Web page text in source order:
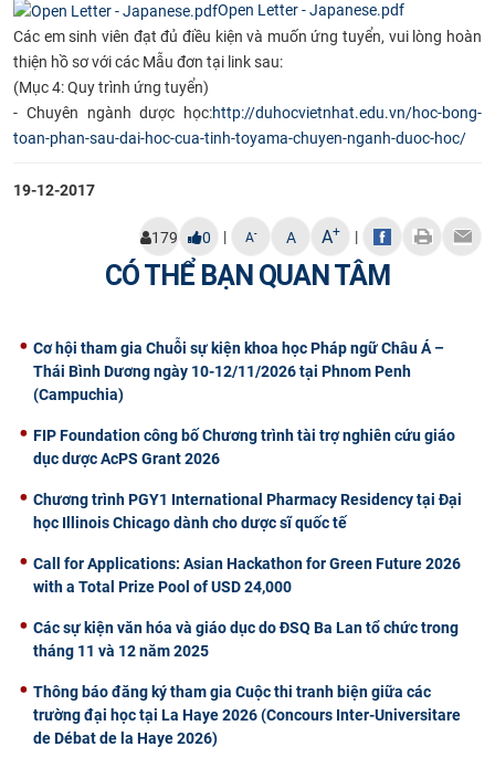
ĐẢM BẢO CHẤT LƯỢNG
KHOA HỌC CÔNG NGHỆ
HTQT
CỰU NGƯỜI HỌC
Open Letter - Japanese.pdf
Các em sinh viên đạt đủ điều kiện và muốn ứng tuyển, vui lòng hoàn
thiện hồ sơ với các Mẫu đơn tại link sau:
(Mục 4: Quy trình ứng tuyển)
- Chuyên ngành dược học:http://duhocvietnhat.edu.vn/hoc-bong-
toan-phan-sau-dai-hoc-cua-tinh-toyama-chuyen-nganh-duoc-hoc/
19-12-2017
179 0 | A- A A+ |
CÓ THỂ BẠN QUAN TÂM
Cơ hội tham gia Chuỗi sự kiện khoa học Pháp ngữ Châu Á –
Thái Bình Dương ngày 10-12/11/2026 tại Phnom Penh
(Campuchia)
FIP Foundation công bố Chương trình tài trợ nghiên cứu giáo
dục dược AcPS Grant 2026
Chương trình PGY1 International Pharmacy Residency tại Đại
học Illinois Chicago dành cho dược sĩ quốc tế
Call for Applications: Asian Hackathon for Green Future 2026
with a Total Prize Pool of USD 24,000
Các sự kiện văn hóa và giáo dục do ĐSQ Ba Lan tổ chức trong
tháng 11 và 12 năm 2025
Thông báo đăng ký tham gia Cuộc thi tranh biện giữa các
trường đại học tại La Haye 2026 (Concours Inter-Universitare
de Débat de la Haye 2026)